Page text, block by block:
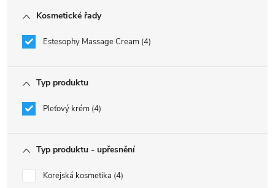
Kosmetické řady
Estesophy Massage Cream 4
Typ produktu
Pleťový krém 4
Typ produktu - upřesnění
Korejská kosmetika 4